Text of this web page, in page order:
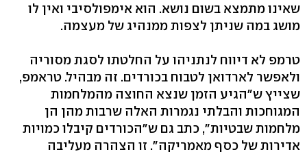
שאינו מתמצא בשום נושא. הוא אימפולסיבי ואין לו
מושג במה שניתן לצפות ממנהיג של מעצמה.
טרמפ לא דיווח לנתניהו על החלטתו לסגת מסוריה
ולאפשר לארדואן לטבוח בכורדים. זה מבהיל. טראמפ,
שצייץ ש"הגיע הזמן שנצא החוצה מהמלחמות
המגוחכות והבלתי נגמרות האלה שרבות מהן הן
מלחמות שבטיות", כתב גם ש"הכורדים קיבלו כמויות
אדירות של כסף מאמריקה". זו הצהרה מעליבה